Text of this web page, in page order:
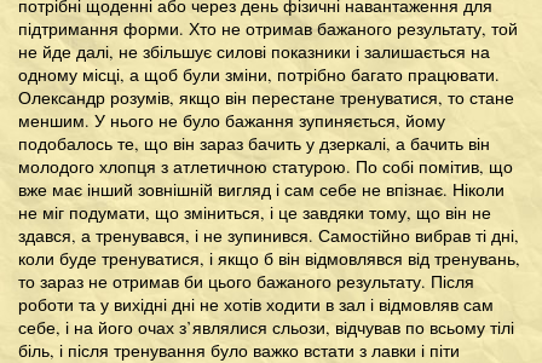
потрібні щоденні або через день фізичні навантаження для
підтримання форми. Хто не отримав бажаного результату, той
не йде далі, не збільшує силові показники і залишається на
одному місці, а щоб були зміни, потрібно багато працювати.
Олександр розумів, якщо він перестане тренуватися, то стане
меншим. У нього не було бажання зупиняється, йому
подобалось те, що він зараз бачить у дзеркалі, а бачить він
молодого хлопця з атлетичною статурою. По собі помітив, що
вже має інший зовнішній вигляд і сам себе не впізнає. Ніколи
не міг подумати, що зміниться, і це завдяки тому, що він не
здався, а тренувався, і не зупинився. Самостійно вибрав ті дні,
коли буде тренуватися, і якщо б він відмовлявся від тренувань,
то зараз не отримав би цього бажаного результату. Після
роботи та у вихідні дні не хотів ходити в зал і відмовляв сам
себе, і на його очах з’являлися сльози, відчував по всьому тілі
біль, і після тренування було важко встати з лавки і піти